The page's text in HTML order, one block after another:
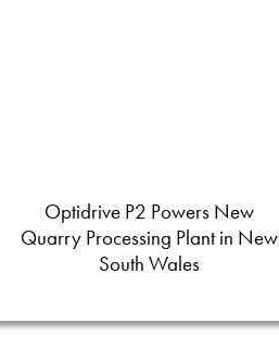
Optidrive P2 Powers New
Quarry Processing Plant in New
South Wales